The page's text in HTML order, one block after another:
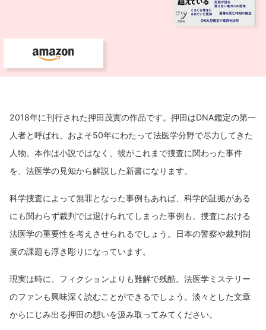
2018年に刊行された押田茂實の作品です。押田はDNA鑑定の第一
人者と呼ばれ、およそ50年にわたって法医学分野で尽力してきた
人物。本作は小説ではなく、彼がこれまで捜査に関わった事件
を、法医学の見知から解説した新書になります。
科学捜査によって無罪となった事例もあれば、科学的証拠がある
にも関わらず裁判では退けられてしまった事例も。捜査における
法医学の重要性を考えさせられるでしょう。日本の警察や裁判制
度の課題も浮き彫りになっています。
現実は時に、フィクションよりも難解で残酷。法医学ミステリー
のファンも興味深く読むことができるでしょう。淡々とした文章
からにじみ出る押田の想いを汲み取ってみてください。